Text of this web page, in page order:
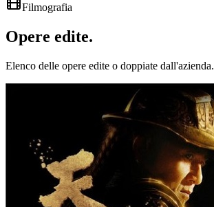
Filmografia
Opere edite.
Elenco delle opere edite o doppiate dall'azienda.